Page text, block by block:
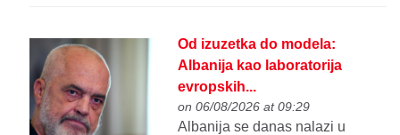
Od izuzetka do modela:
Albanija kao laboratorija
evropskih...
on 06/08/2026 at 09:29
Albanija se danas nalazi u